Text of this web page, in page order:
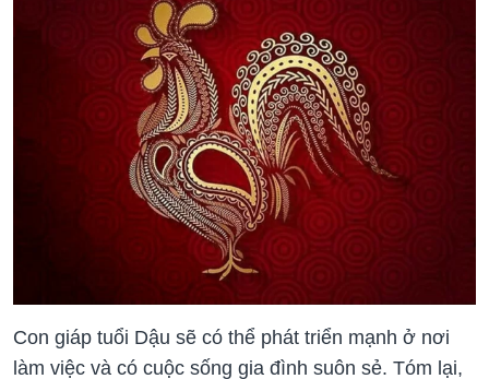
Con giáp tuổi Dậu sẽ có thể phát triển mạnh ở nơi
làm việc và có cuộc sống gia đình suôn sẻ. Tóm lại,